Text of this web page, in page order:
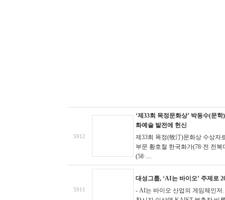
5912
‘제33회 목정문화상’ 박동수(문
화예술 발전에 헌신
제33회 목정(牧汀)문화상 수상자
부문 황호철 한국화가(78·전 전
(58·....
5911
대성그룹, ‘AI는 바이오’ 주제로
- AI는 바이오 산업의 게임체인